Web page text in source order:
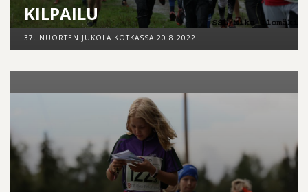
KILPAILU
37. NUORTEN JUKOLA KOTKASSA 20.8.2022